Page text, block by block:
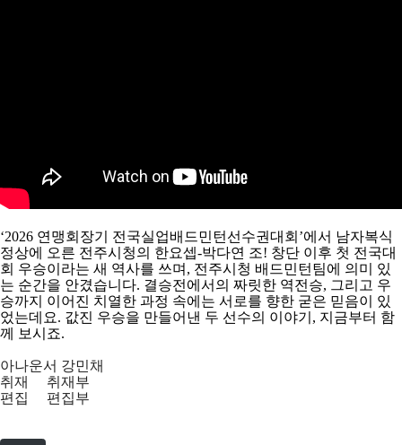
‘2026 연맹회장기 전국실업배드민턴선수권대회’에서 남자복식
정상에 오른 전주시청의 한요셉-박다연 조! 창단 이후 첫 전국대
회 우승이라는 새 역사를 쓰며, 전주시청 배드민턴팀에 의미 있
는 순간을 안겼습니다. 결승전에서의 짜릿한 역전승, 그리고 우
승까지 이어진 치열한 과정 속에는 서로를 향한 굳은 믿음이 있
었는데요. 값진 우승을 만들어낸 두 선수의 이야기, 지금부터 함
께 보시죠.
아나운서 강민채
취재 취재부
편집 편집부